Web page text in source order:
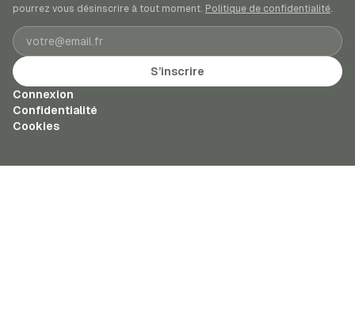
pourrez vous désinscrire à tout moment. Politique de confidentialité.
Adresse e-mail
S’inscrire
Connexion
Confidentialité
Cookies